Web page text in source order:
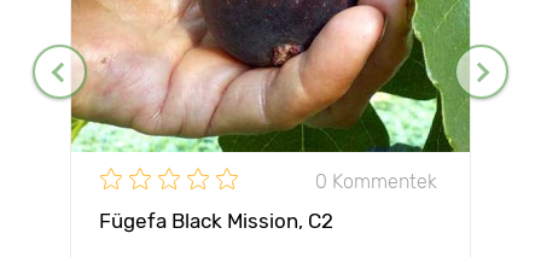
0 Kommentek
Fügefa Black Mission, С2